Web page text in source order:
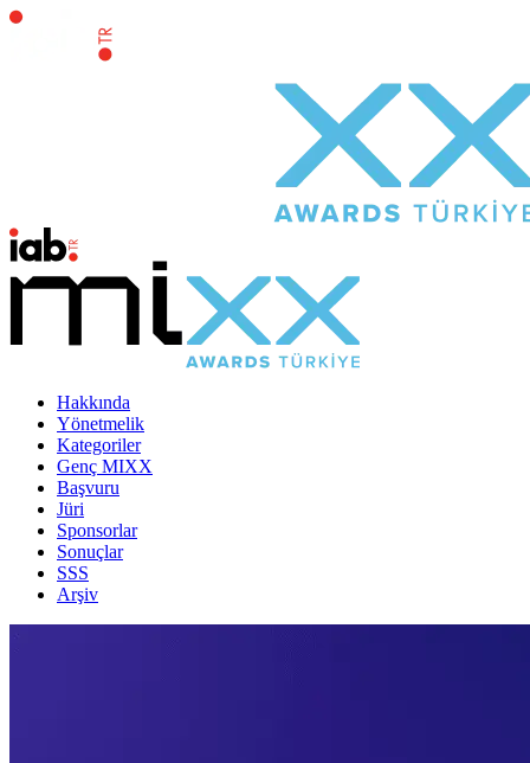
Hakkında
Yönetmelik
Kategoriler
Genç MIXX
Başvuru
Jüri
Sponsorlar
Sonuçlar
SSS
Arşiv